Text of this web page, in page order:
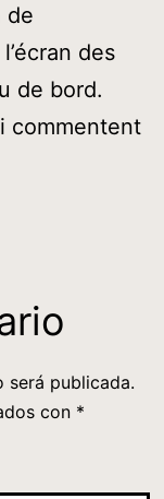
de
des
de bord.
commentent
será publicada.
con *